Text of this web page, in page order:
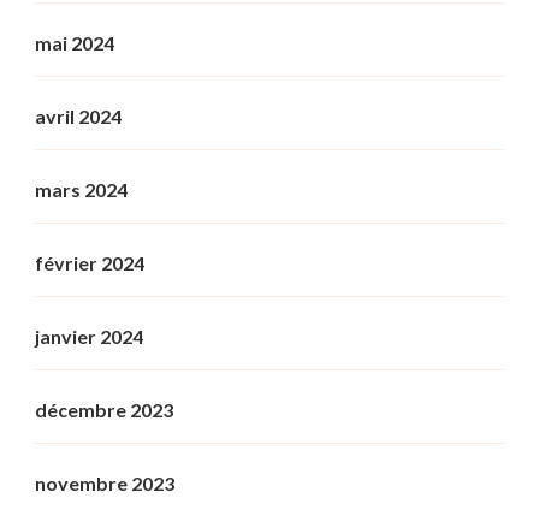
mai 2024
avril 2024
mars 2024
février 2024
janvier 2024
décembre 2023
novembre 2023